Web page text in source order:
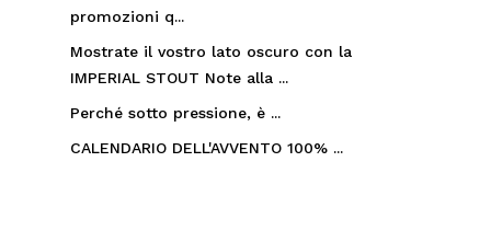
promozioni q...
Mostrate il vostro lato oscuro con la
IMPERIAL STOUT Note alla ...
Perché sotto pressione, è ...
CALENDARIO DELL'AVVENTO 100% ...